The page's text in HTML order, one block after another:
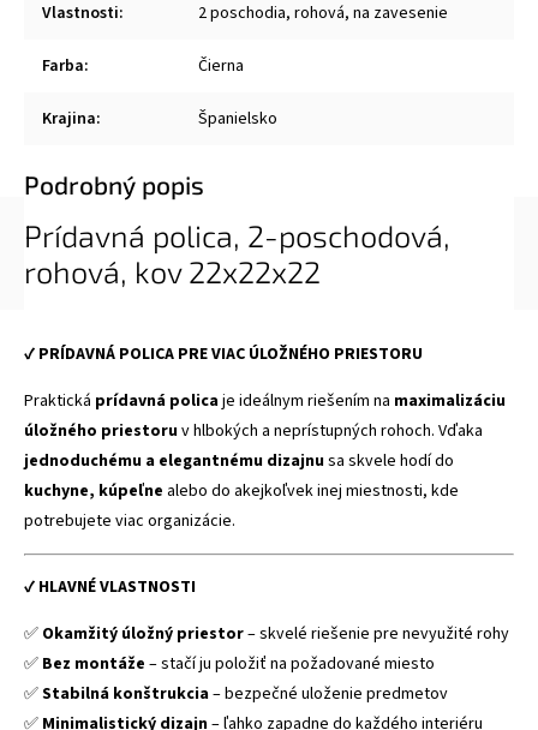
Vlastnosti: 2 poschodia, rohová, na zavesenie
Farba: Čierna
Krajina: Španielsko
Podrobný popis
Prídavná polica, 2-poschodová,
rohová, kov 22x22x22
✔ PRÍDAVNÁ POLICA PRE VIAC ÚLOŽNÉHO PRIESTORU
Praktická prídavná policaje ideálnym riešením na maximalizáciu
úložného priestoruv hlbokých a neprístupných rohoch. Vďaka
jednoduchému a elegantnému dizajnusa skvele hodí do
kuchyne, kúpeľne alebo do akejkoľvek inej miestnosti, kde
potrebujete viac organizácie.
✔ HLAVNÉ VLASTNOSTI
✅ Okamžitý úložný priestor– skvelé riešenie pre nevyužité rohy
✅ Bez montáže – stačí ju položiť na požadované miesto
✅Stabilná konštrukcia– bezpečné uloženie predmetov
✅ Minimalistický dizajn– ľahko zapadne do každého interiéru